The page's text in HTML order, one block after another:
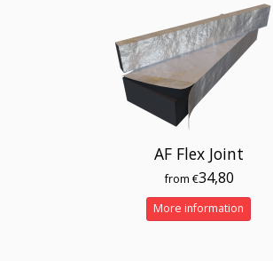
AF Flex Joint
from €34,80
More information